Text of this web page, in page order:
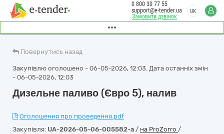
Замовити дзвінок
0 800 30 77 55
support@e-tender.ua
UK
Повернутись назад
Закупівлю оголошено - 06-05-2026, 12:03. Дата останніх змін
- 06-05-2026, 12:03
Дизельне паливо (Євро 5), налив
Оголошення про проведення.pdf
Закупівля: UA-2026-05-06-005582-a / на ProZorro /